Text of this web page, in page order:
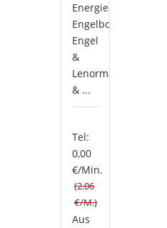
Energiearbeit,
Engelbotschaften,
Engel
&
Lenormand
& ...
Tel:
0,00
€/Min.
(2.06
€/M.)
Aus